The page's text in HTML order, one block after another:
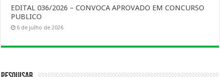
EDITAL 036/2026 – CONVOCA APROVADO EM CONCURSO
PUBLICO
6 de julho de 2026